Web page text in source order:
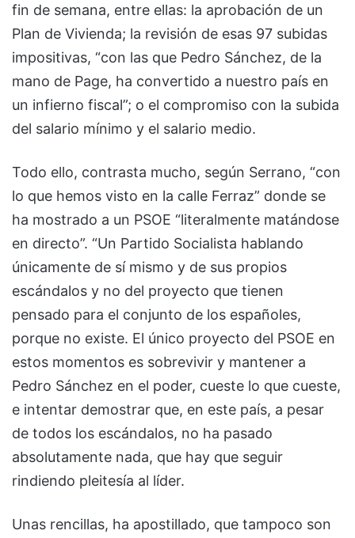
fin de semana, entre ellas: la aprobación de un
Plan de Vivienda; la revisión de esas 97 subidas
impositivas, “con las que Pedro Sánchez, de la
mano de Page, ha convertido a nuestro país en
un infierno fiscal”; o el compromiso con la subida
del salario mínimo y el salario medio.
Todo ello, contrasta mucho, según Serrano, “con
lo que hemos visto en la calle Ferraz” donde se
ha mostrado a un PSOE “literalmente matándose
en directo”. “Un Partido Socialista hablando
únicamente de sí mismo y de sus propios
escándalos y no del proyecto que tienen
pensado para el conjunto de los españoles,
porque no existe. El único proyecto del PSOE en
estos momentos es sobrevivir y mantener a
Pedro Sánchez en el poder, cueste lo que cueste,
e intentar demostrar que, en este país, a pesar
de todos los escándalos, no ha pasado
absolutamente nada, que hay que seguir
rindiendo pleitesía al líder.
Unas rencillas, ha apostillado, que tampoco son